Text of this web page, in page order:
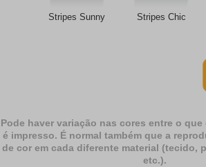
Stripes Sunny Stripes Chic
Pode haver variação nas cores entre o
é impresso. É normal também que a
de cor em cada diferente material (tecido,
etc.).